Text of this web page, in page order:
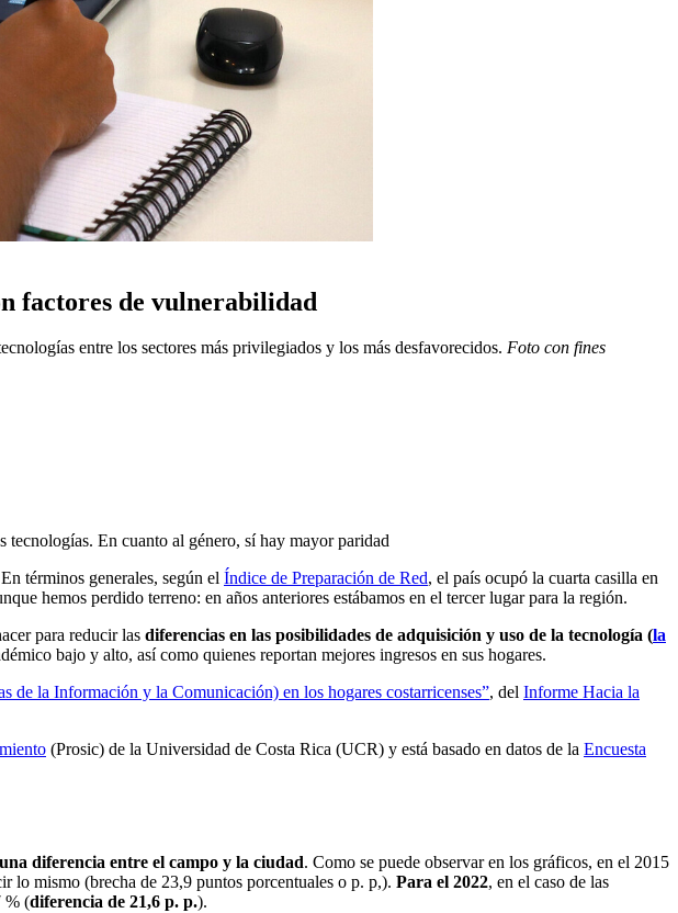
factores de vulnerabilidad
entre los sectores más privilegiados y los más desfavorecidos. Foto con fines
tecnologías. En cuanto al género, sí hay mayor paridad
términos generales, según el Índice de Preparación de Red, el país ocupó la cuarta casilla en
hemos perdido terreno: en años anteriores estábamos en el tercer lugar para la región.
para reducir las diferencias en las posibilidades de adquisición y uso de la tecnología (la
bajo y alto, así como quienes reportan mejores ingresos en sus hogares.
de la Información y la Comunicación) en los hogares costarricenses”, del Informe Hacia la
(Prosic) de la Universidad de Costa Rica (UCR) y está basado en datos de la Encuesta
diferencia entre el campo y la ciudad. Como se puede observar en los gráficos, en el 2015
lo mismo (brecha de 23,9 puntos porcentuales o p. p,). Para el 2022, en el caso de las
% (diferencia de 21,6 p. p.).